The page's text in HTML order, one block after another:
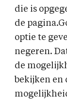
die is
de
optie te
negeren.
de
bekijken en